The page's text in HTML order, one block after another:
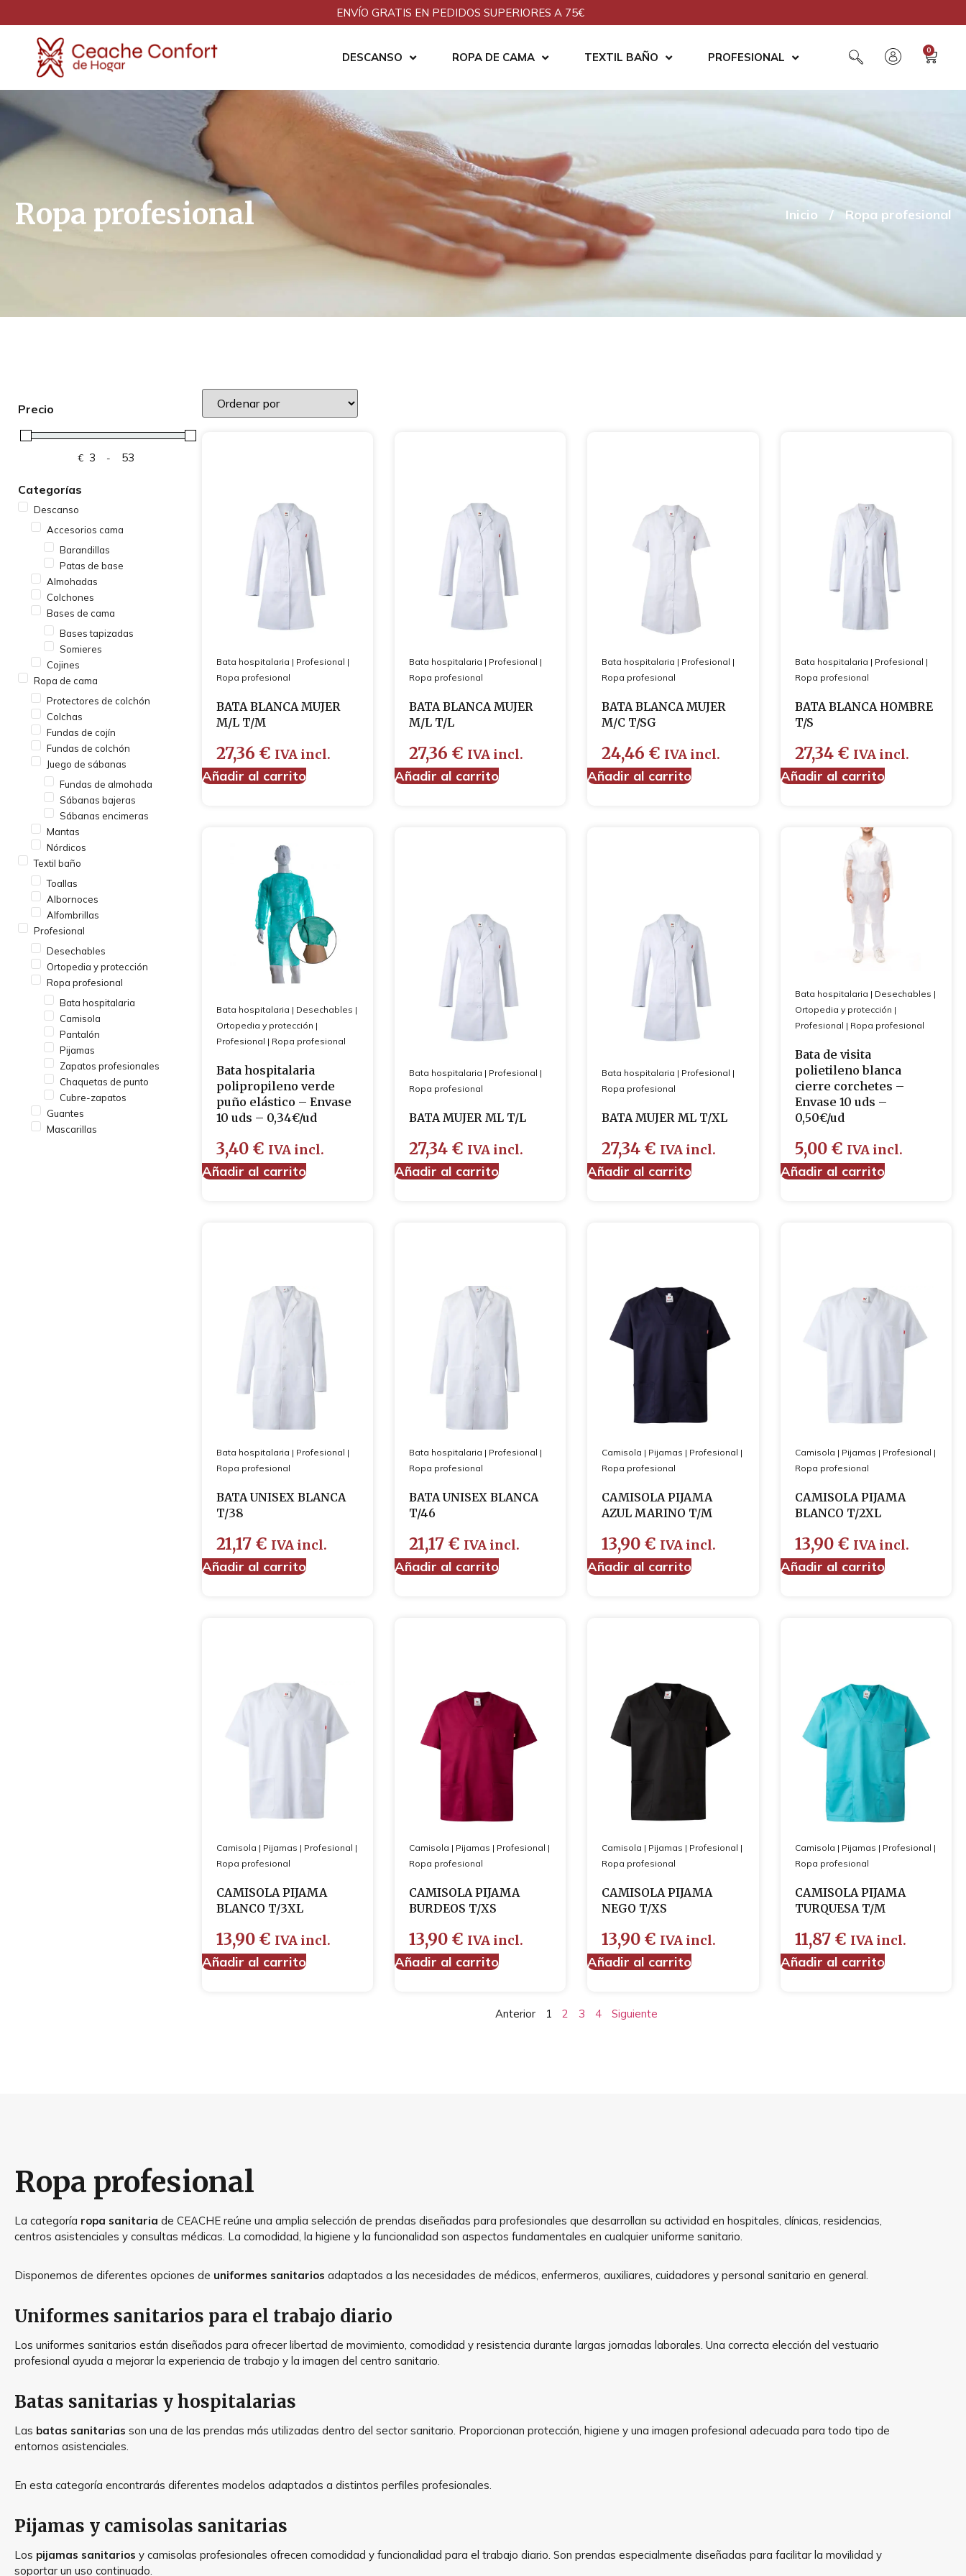
ENVÍO GRATIS EN PEDIDOS SUPERIORES A 75€
DESCANSO ROPA DE CAMA TEXTIL BAÑO PROFESIONAL
0
Ropa profesional Inicio / Ropa profesional
Precio
€
Minimum Price
-
Maximum Price
Categorías
Descanso
Accesorios cama
Barandillas
Patas de base
Almohadas
Colchones
Bases de cama
Bases tapizadas
Somieres
Cojines
Ropa de cama
Protectores de colchón
Colchas
Fundas de cojín
Fundas de colchón
Juego de sábanas
Fundas de almohada
Sábanas bajeras
Sábanas encimeras
Mantas
Nórdicos
Textil baño
Toallas
Albornoces
Alfombrillas
Profesional
Desechables
Ortopedia y protección
Ropa profesional
Bata hospitalaria
Camisola
Pantalón
Pijamas
Zapatos profesionales
Chaquetas de punto
Cubre-zapatos
Guantes
Mascarillas
Bata hospitalaria | Profesional |
Ropa profesional
BATA BLANCA MUJER
M/L T/M
27,36 € IVA incl.
Añadir al carrito
Bata hospitalaria | Profesional |
Ropa profesional
BATA BLANCA MUJER
M/L T/L
27,36 € IVA incl.
Añadir al carrito
Bata hospitalaria | Profesional |
Ropa profesional
BATA BLANCA MUJER
M/C T/SG
24,46 € IVA incl.
Añadir al carrito
Bata hospitalaria | Profesional |
Ropa profesional
BATA BLANCA HOMBRE
T/S
27,34 € IVA incl.
Añadir al carrito
Bata hospitalaria | Desechables |
Ortopedia y protección |
Profesional | Ropa profesional
Bata hospitalaria
polipropileno verde
puño elástico – Envase
10 uds – 0,34€/ud
3,40 € IVA incl.
Añadir al carrito
Bata hospitalaria | Profesional |
Ropa profesional
BATA MUJER ML T/L
27,34 € IVA incl.
Añadir al carrito
Bata hospitalaria | Profesional |
Ropa profesional
BATA MUJER ML T/XL
27,34 € IVA incl.
Añadir al carrito
Bata hospitalaria | Desechables |
Ortopedia y protección |
Profesional | Ropa profesional
Bata de visita
polietileno blanca
cierre corchetes –
Envase 10 uds –
0,50€/ud
5,00 € IVA incl.
Añadir al carrito
Bata hospitalaria | Profesional |
Ropa profesional
BATA UNISEX BLANCA
T/38
21,17 € IVA incl.
Añadir al carrito
Bata hospitalaria | Profesional |
Ropa profesional
BATA UNISEX BLANCA
T/46
21,17 € IVA incl.
Añadir al carrito
Camisola | Pijamas | Profesional |
Ropa profesional
CAMISOLA PIJAMA
AZUL MARINO T/M
13,90 € IVA incl.
Añadir al carrito
Camisola | Pijamas | Profesional |
Ropa profesional
CAMISOLA PIJAMA
BLANCO T/2XL
13,90 € IVA incl.
Añadir al carrito
Camisola | Pijamas | Profesional |
Ropa profesional
CAMISOLA PIJAMA
BLANCO T/3XL
13,90 € IVA incl.
Añadir al carrito
Camisola | Pijamas | Profesional |
Ropa profesional
CAMISOLA PIJAMA
BURDEOS T/XS
13,90 € IVA incl.
Añadir al carrito
Camisola | Pijamas | Profesional |
Ropa profesional
CAMISOLA PIJAMA
NEGO T/XS
13,90 € IVA incl.
Añadir al carrito
Camisola | Pijamas | Profesional |
Ropa profesional
CAMISOLA PIJAMA
TURQUESA T/M
11,87 € IVA incl.
Añadir al carrito
Anterior 1 2 3 4 Siguiente
Ropa profesional
La categoría ropa sanitaria de CEACHE reúne una amplia selección de prendas diseñadas para profesionales que desarrollan su actividad en hospitales, clínicas, residencias,
centros asistenciales y consultas médicas. La comodidad, la higiene y la funcionalidad son aspectos fundamentales en cualquier uniforme sanitario.
Disponemos de diferentes opciones de uniformes sanitarios adaptados a las necesidades de médicos, enfermeros, auxiliares, cuidadores y personal sanitario en general.
Uniformes sanitarios para el trabajo diario
Los uniformes sanitarios están diseñados para ofrecer libertad de movimiento, comodidad y resistencia durante largas jornadas laborales. Una correcta elección del vestuario
profesional ayuda a mejorar la experiencia de trabajo y la imagen del centro sanitario.
Batas sanitarias y hospitalarias
Las batas sanitarias son una de las prendas más utilizadas dentro del sector sanitario. Proporcionan protección, higiene y una imagen profesional adecuada para todo tipo de
entornos asistenciales.
En esta categoría encontrarás diferentes modelos adaptados a distintos perfiles profesionales.
Pijamas y camisolas sanitarias
Los pijamas sanitarios y camisolas profesionales ofrecen comodidad y funcionalidad para el trabajo diario. Son prendas especialmente diseñadas para facilitar la movilidad y
soportar un uso continuado.